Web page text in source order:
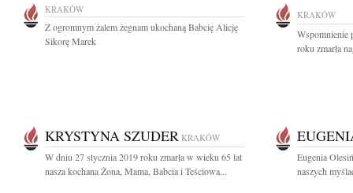
KRAKÓW
Z ogromnym żalem żegnam ukochaną Babcię Alicję
Sikorę Marek
KRAKÓW
Wspomnienie
roku zmarła
KRYSTYNA SZUDER KRAKÓW
W dniu 27 stycznia 2019 roku zmarła w wieku 65 lat
nasza kochana Żona, Mama, Babcia i Teściowa...
Eugenia
naszych